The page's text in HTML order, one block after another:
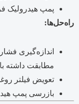
پمپ هیدرولیک
راه‌حل‌ها:
اندازه‌گیری
مطابقت داشته
تعویض فیلتر
بازرسی پمپ